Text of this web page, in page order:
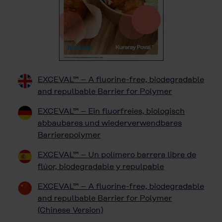
EXCEVAL™ – A fluorine-free, biodegradable
and repulbable Barrier for Polymer
EXCEVAL™ – Ein fluorfreies, biologisch
abbaubares und wiederverwendbares
Barrierepolymer
EXCEVAL™ – Un polímero barrera libre de
flúor, biodegradable y repulpable
EXCEVAL™ – A fluorine-free, biodegradable
and repulbable Barrier for Polymer
(Chinese Version)